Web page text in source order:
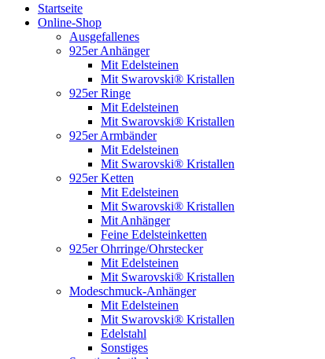
Startseite
Online-Shop
Ausgefallenes
925er Anhänger
Mit Edelsteinen
Mit Swarovski® Kristallen
925er Ringe
Mit Edelsteinen
Mit Swarovski® Kristallen
925er Armbänder
Mit Edelsteinen
Mit Swarovski® Kristallen
925er Ketten
Mit Edelsteinen
Mit Swarovski® Kristallen
Mit Anhänger
Feine Edelsteinketten
925er Ohrringe/Ohrstecker
Mit Edelsteinen
Mit Swarovski® Kristallen
Modeschmuck-Anhänger
Mit Edelsteinen
Mit Swarovski® Kristallen
Edelstahl
Sonstiges